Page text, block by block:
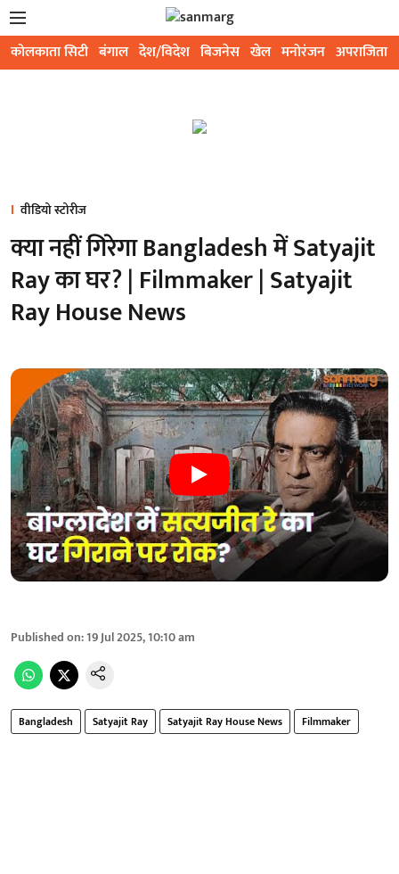
कोलकाता सिटी बंगाल देश/विदेश बिजनेस खेल मनोरंजन अपराजिता
वीडियो स्टोरीज
क्या नहीं गिरेगा Bangladesh में Satyajit
Ray का घर? | Filmmaker | Satyajit
Ray House News
Published on:19 Jul 2025, 10:10 am
Bangladesh Satyajit Ray Satyajit Ray House News Filmmaker